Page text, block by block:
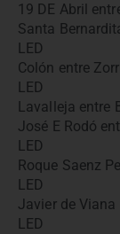
19 DE Abril
Santa
LED
Colón entre
LED
Lavalleja
José E Rodó
LED
Roque Saenz
LED
Javier de
LED